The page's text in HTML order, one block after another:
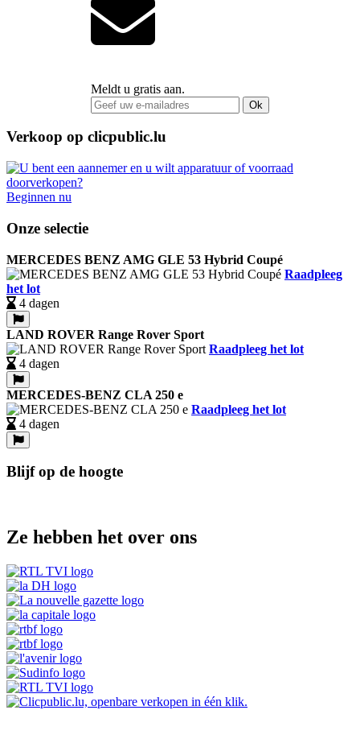
Meldt u gratis aan.
Ok
Verkoop op clicpublic.lu
Beginnen nu
Onze selectie
MERCEDES BENZ AMG GLE 53 Hybrid Coupé
Raadpleeg
het lot
4 dagen
LAND ROVER Range Rover Sport
Raadpleeg het lot
4 dagen
MERCEDES-BENZ CLA 250 e
Raadpleeg het lot
4 dagen
Blijf op de hoogte
Ze hebben het over ons